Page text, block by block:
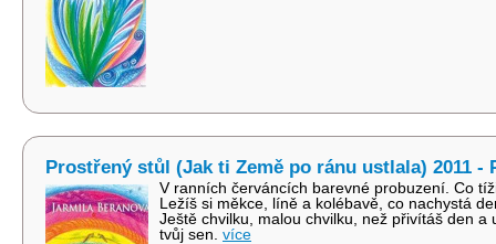
Prostřený stůl (Jak ti Země po ránu ustlala) 2011 -
V ranních červáncích barevné probuzení. Co
Ležíš si měkce, líně a kolébavě, co nachystá
Ještě chvilku, malou chvilku, než přivítáš den a
tvůj sen. více